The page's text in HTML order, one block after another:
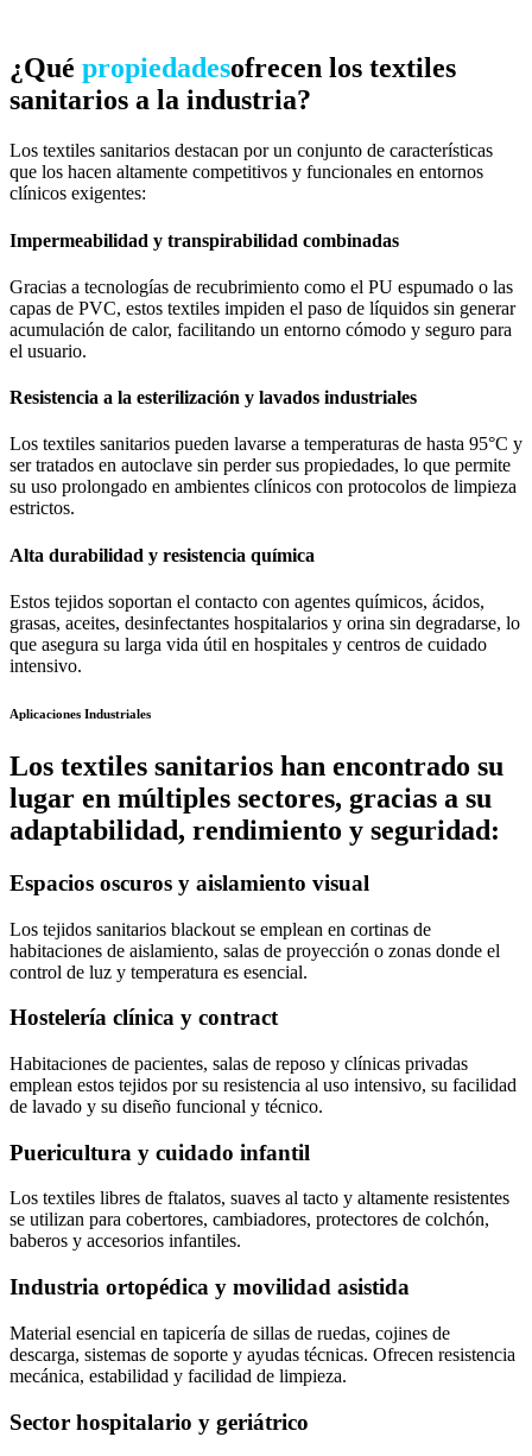
¿Qué propiedadesofrecen los textiles
sanitarios a la industria?
Los textiles sanitarios destacan por un conjunto de características
que los hacen altamente competitivos y funcionales en entornos
clínicos exigentes:
Impermeabilidad y transpirabilidad combinadas
Gracias a tecnologías de recubrimiento como el PU espumado o las
capas de PVC, estos textiles impiden el paso de líquidos sin generar
acumulación de calor, facilitando un entorno cómodo y seguro para
el usuario.
Resistencia a la esterilización y lavados industriales
Los textiles sanitarios pueden lavarse a temperaturas de hasta 95°C y
ser tratados en autoclave sin perder sus propiedades, lo que permite
su uso prolongado en ambientes clínicos con protocolos de limpieza
estrictos.
Alta durabilidad y resistencia química
Estos tejidos soportan el contacto con agentes químicos, ácidos,
grasas, aceites, desinfectantes hospitalarios y orina sin degradarse, lo
que asegura su larga vida útil en hospitales y centros de cuidado
intensivo.
Aplicaciones Industriales
Los textiles sanitarios han encontrado su
lugar en múltiples sectores, gracias a su
adaptabilidad, rendimiento y seguridad:
Espacios oscuros y aislamiento visual
Los tejidos sanitarios blackout se emplean en cortinas de
habitaciones de aislamiento, salas de proyección o zonas donde el
control de luz y temperatura es esencial.
Hostelería clínica y contract
Habitaciones de pacientes, salas de reposo y clínicas privadas
emplean estos tejidos por su resistencia al uso intensivo, su facilidad
de lavado y su diseño funcional y técnico.
Puericultura y cuidado infantil
Los textiles libres de ftalatos, suaves al tacto y altamente resistentes
se utilizan para cobertores, cambiadores, protectores de colchón,
baberos y accesorios infantiles.
Industria ortopédica y movilidad asistida
Material esencial en tapicería de sillas de ruedas, cojines de
descarga, sistemas de soporte y ayudas técnicas. Ofrecen resistencia
mecánica, estabilidad y facilidad de limpieza.
Sector hospitalario y geriátrico